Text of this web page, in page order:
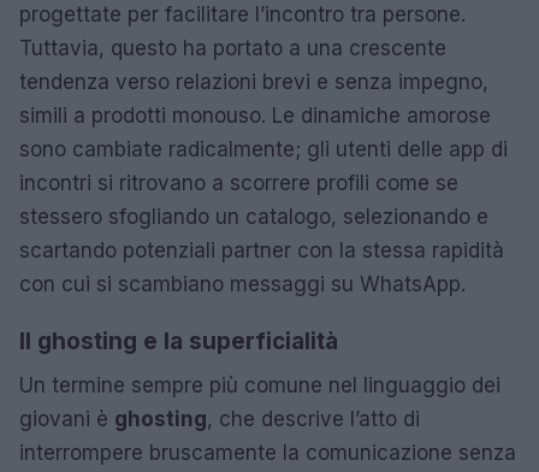
progettate per facilitare l’incontro tra persone.
Tuttavia, questo ha portato a una crescente
tendenza verso relazioni brevi e senza impegno,
simili a prodotti monouso. Le dinamiche amorose
sono cambiate radicalmente; gli utenti delle app di
incontri si ritrovano a scorrere profili come se
stessero sfogliando un catalogo, selezionando e
scartando potenziali partner con la stessa rapidità
con cui si scambiano messaggi su WhatsApp.
Il ghosting e la superficialità
Un termine sempre più comune nel linguaggio dei
giovani è ghosting, che descrive l’atto di
interrompere bruscamente la comunicazione senza